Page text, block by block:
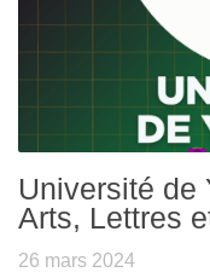
Université de
Arts, Lettres
26 mars 2024